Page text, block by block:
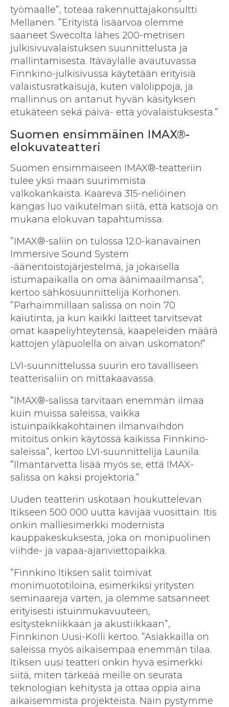
työmaalle”, toteaa rakennuttajakonsultti
Mellanen. ”Erityistä lisäarvoa olemme
saaneet Swecolta lähes 200-metrisen
julkisivuvalaistuksen suunnittelusta ja
mallintamisesta. Itäväylälle avautuvassa
Finnkino-julkisivussa käytetään erityisiä
valaistusratkaisuja, kuten valolippoja, ja
mallinnus on antanut hyvän käsityksen
etukäteen sekä päivä- että yövalaistuksesta.”
Suomen ensimmäinen IMAX®-
elokuvateatteri
Suomen ensimmäiseen IMAX®-teatteriin
tulee yksi maan suurimmista
valkokankaista. Kaareva 315-neliöinen
kangas luo vaikutelman siitä, että katsoja on
mukana elokuvan tapahtumissa.
”IMAX®-saliin on tulossa 12.0-kanavainen
Immersive Sound System
-äänentoistojärjestelmä, ja jokaisella
istumapaikalla on oma äänimaailmansa”,
kertoo sähkösuunnittelija Korhonen.
”Parhaimmillaan salissa on noin 70
kaiutinta, ja kun kaikki laitteet tarvitsevat
omat kaapeliyhteytensä, kaapeleiden määrä
kattojen yläpuolella on aivan uskomaton!”
LVI-suunnittelussa suurin ero tavalliseen
teatterisaliin on mittakaavassa.
”IMAX®-salissa tarvitaan enemmän ilmaa
kuin muissa saleissa, vaikka
istuinpaikkakohtainen ilmanvaihdon
mitoitus onkin käytössä kaikissa Finnkino-
saleissa”, kertoo LVI-suunnittelija Launila.
”Ilmantarvetta lisää myös se, että IMAX-
salissa on kaksi projektoria.”
Uuden teatterin uskotaan houkuttelevan
Itikseen 500 000 uutta kävijää vuosittain. Itis
onkin malliesimerkki modernista
kauppakeskuksesta, joka on monipuolinen
viihde- ja vapaa-ajanviettopaikka.
”Finnkino Itiksen salit toimivat
monimuototiloina, esimerkiksi yritysten
seminaareja varten, ja olemme satsanneet
erityisesti istuinmukavuuteen,
esitystekniikkaan ja akustiikkaan”,
Finnkinon Uusi-Kölli kertoo. ”Asiakkailla on
saleissa myös aikaisempaa enemmän tilaa.
Itiksen uusi teatteri onkin hyvä esimerkki
siitä, miten tärkeää meille on seurata
teknologian kehitystä ja ottaa oppia aina
aikaisemmista projekteista. Näin pystymme